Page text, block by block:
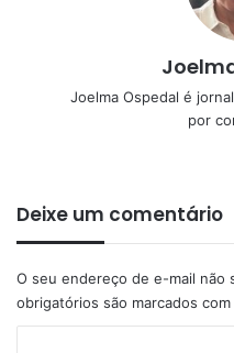
Joelma Ospedal é
por
Deixe um comentário
O seu endereço de e-mail não
obrigatórios são marcados com